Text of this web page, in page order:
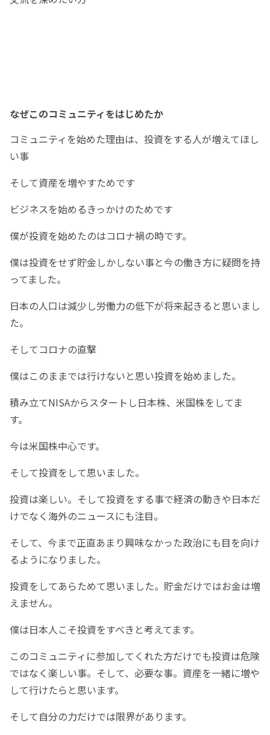
なぜこのコミュニティをはじめたか
コミュニティを始めた理由は、投資をする人が増えてほし
い事
そして資産を増やすためです
ビジネスを始めるきっかけのためです
僕が投資を始めたのはコロナ禍の時です。
僕は投資をせず貯金しかしない事と今の働き方に疑問を持
ってました。
日本の人口は減少し労働力の低下が将来起きると思いまし
た。
そしてコロナの直撃
僕はこのままでは行けないと思い投資を始めました。
積み立てNISAからスタートし日本株、米国株をしてま
す。
今は米国株中心です。
そして投資をして思いました。
投資は楽しい。そして投資をする事で経済の動きや日本だ
けでなく海外のニュースにも注目。
そして、今まで正直あまり興味なかった政治にも目を向け
るようになりました。
投資をしてあらためて思いました。貯金だけではお金は増
えません。
僕は日本人こそ投資をすべきと考えてます。
このコミュニティに参加してくれた方だけでも投資は危険
ではなく楽しい事。そして、必要な事。資産を一緒に増や
して行けたらと思います。
そして自分の力だけでは限界があります。